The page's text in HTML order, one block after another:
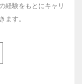
経験をもとにキャリ
ます。